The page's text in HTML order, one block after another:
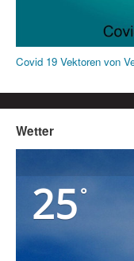
Covid 19 Vektoren von
Wetter
25°